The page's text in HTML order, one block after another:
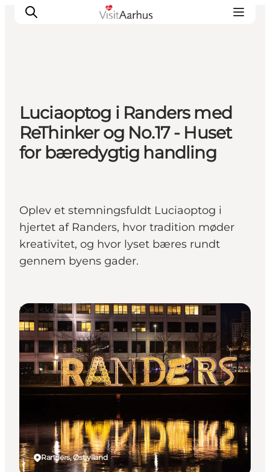
Oplevelser
Kalender
Byer og steder
Planlæg ferien
Luciaoptog i Randers med
ReThinker og No.17 - Huset
for bæredygtig handling
Oplev et stemningsfuldt Luciaoptog i
hjertet af Randers, hvor tradition møder
kreativitet, og hvor lyset bæres rundt
gennem byens gader.
Randers, Østjylland
Det sker